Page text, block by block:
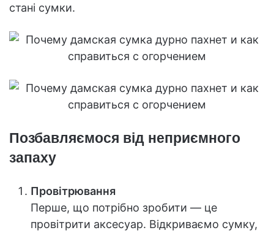
стані сумки.
Позбавляємося від неприємного
запаху
Провітрювання
Перше, що потрібно зробити — це
провітрити аксесуар. Відкриваємо сумку,